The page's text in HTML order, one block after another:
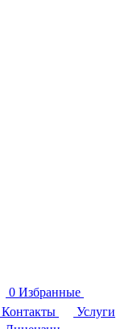
0 Избранные
Контакты
Услуги